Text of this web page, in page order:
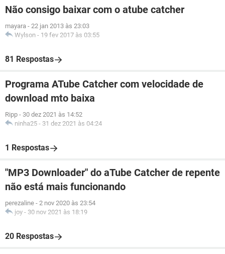
Não consigo baixar com o atube catcher
mayara - 22 jan 2013 às 23:03
Wylson - 19 fev 2017 às 03:55
81 Respostas
Programa ATube Catcher com velocidade de
download mto baixa
Ripp - 30 dez 2021 às 14:52
ninha25 - 31 dez 2021 às 04:24
1 Respostas
"MP3 Downloader" do aTube Catcher de repente
não está mais funcionando
perezaline - 2 nov 2020 às 23:54
joy - 30 nov 2021 às 18:19
20 Respostas